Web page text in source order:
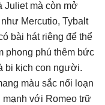
Juliet mà còn mở
Mercutio, Tybalt
bài hát riêng để thể
phong phú thêm bức
bi kịch con người.
màu sắc nổi loạn
với Romeo trữ